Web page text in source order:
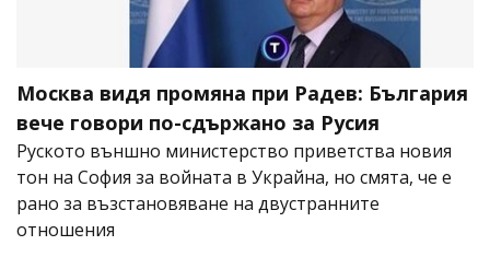
Москва видя промяна при Радев: България
вече говори по-сдържано за Русия
Руското външно министерство приветства новия
тон на София за войната в Украйна, но смята, че е
рано за възстановяване на двустранните
отношения